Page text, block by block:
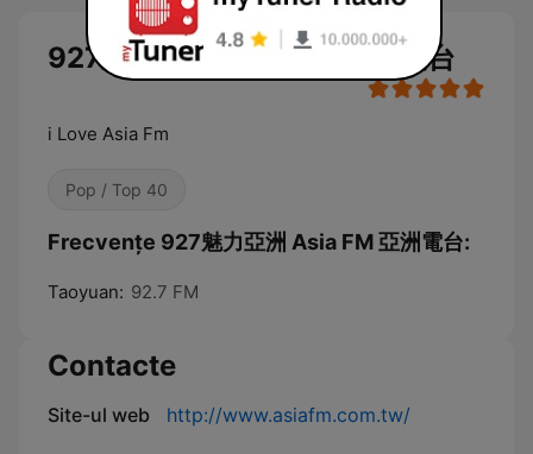
927魅力亞洲 Asia FM 亞洲電台
i Love Asia Fm
Pop / Top 40
Frecvențe 927魅力亞洲 Asia FM 亞洲電台:
Taoyuan: 92.7 FM
Contacte
Site-ul web http://www.asiafm.com.tw/